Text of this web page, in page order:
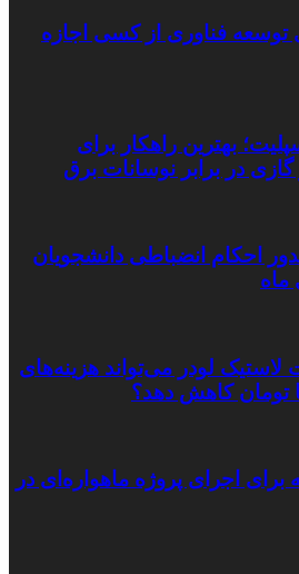
توسعه فناوری از کسی اجازه
بهترین راهکار برای
در برابر نوسانات برق
احکام انضباطی دانشجویان
لودر می‌تواند هزینه‌های
تومان کاهش دهد؟
برای اجرای پروژه ماهواره‌ای در